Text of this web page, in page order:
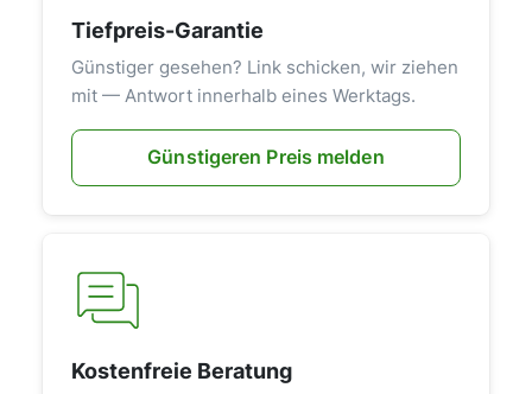
Tiefpreis-Garantie
Günstiger gesehen? Link schicken, wir ziehen
mit — Antwort innerhalb eines Werktags.
Günstigeren Preis melden
Kostenfreie Beratung